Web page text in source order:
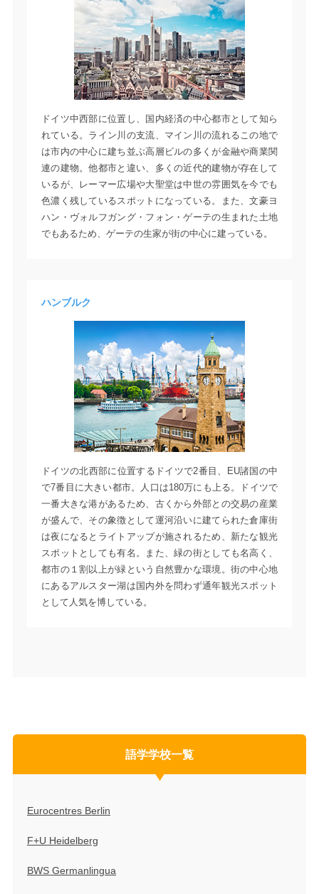
ドイツ中西部に位置し、国内経済の中心都市として知ら
れている。ライン川の支流、マイン川の流れるこの地で
は市内の中心に建ち並ぶ高層ビルの多くが金融や商業関
連の建物。他都市と違い、多くの近代的建物が存在して
いるが、レーマー広場や大聖堂は中世の雰囲気を今でも
色濃く残しているスポットになっている。また、文豪ヨ
ハン・ヴォルフガング・フォン・ゲーテの生まれた土地
でもあるため、ゲーテの生家が街の中心に建っている。
ハンブルク
ドイツの北西部に位置するドイツで2番目、EU諸国の中
で7番目に大きい都市。人口は180万にも上る。ドイツで
一番大きな港があるため、古くから外部との交易の産業
が盛んで、その象徴として運河沿いに建てられた倉庫街
は夜になるとライトアップが施されるため、新たな観光
スポットとしても有名。また、緑の街としても名高く、
都市の１割以上が緑という自然豊かな環境。街の中心地
にあるアルスター湖は国内外を問わず通年観光スポット
として人気を博している。
語学学校一覧
Eurocentres Berlin
F+U Heidelberg
BWS Germanlingua